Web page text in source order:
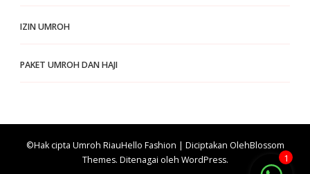
IZIN UMROH
PAKET UMROH DAN HAJI
©Hak cipta Umroh RiauHello Fashion | Diciptakan OlehBlossom
Themes. Ditenagai oleh WordPress. 1